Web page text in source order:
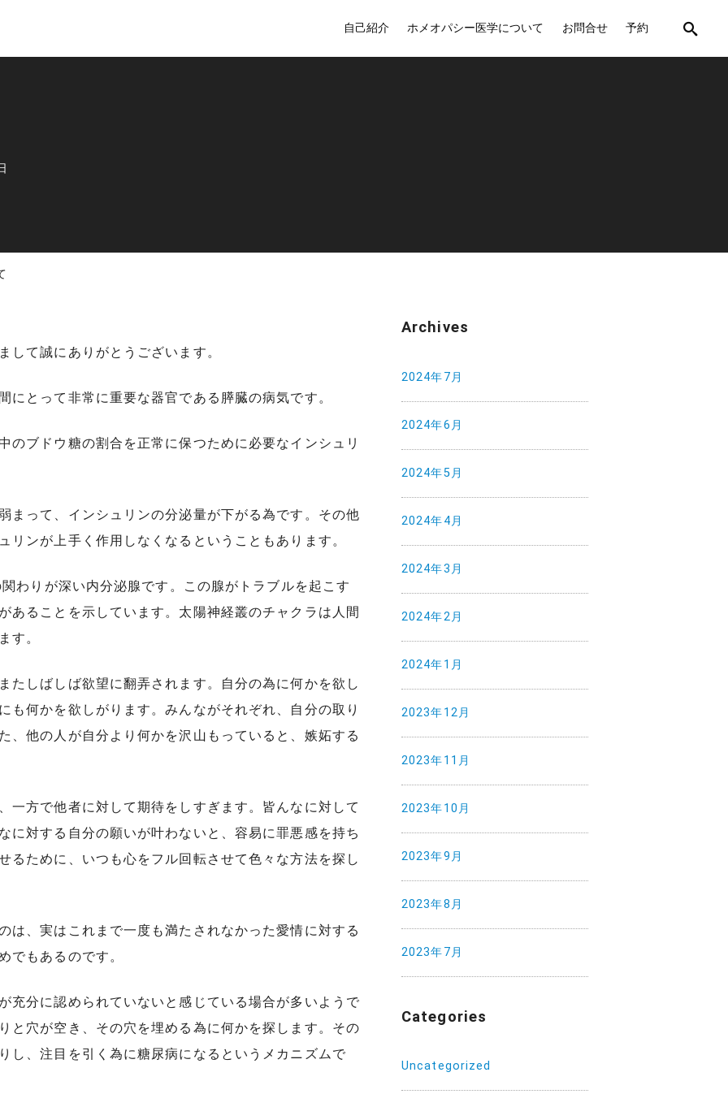
自己紹介 ホメオパシー医学について お問合せ 予約
して誠にありがとうございます。
にとって非常に重要な器官である膵臓の病気です。
のブドウ糖の割合を正常に保つために必要なインシュリ
まって、インシュリンの分泌量が下がる為です。その他
リンが上手く作用しなくなるということもあります。
わりが深い内分泌腺です。この腺がトラブルを起こす
あることを示しています。太陽神経叢のチャクラは人間
す。
たしばしば欲望に翻弄されます。自分の為に何かを欲し
も何かを欲しがります。みんながそれぞれ、自分の取り
、他の人が自分より何かを沢山もっていると、嫉妬する
一方で他者に対して期待をしすぎます。皆んなに対して
に対する自分の願いが叶わないと、容易に罪悪感を持ち
るために、いつも心をフル回転させて色々な方法を探し
は、実はこれまで一度も満たされなかった愛情に対する
でもあるのです。
充分に認められていないと感じている場合が多いようで
と穴が空き、その穴を埋める為に何かを探します。その
し、注目を引く為に糖尿病になるというメカニズムで
Archives
2024年7月
2024年6月
2024年5月
2024年4月
2024年3月
2024年2月
2024年1月
2023年12月
2023年11月
2023年10月
2023年9月
2023年8月
2023年7月
Categories
Uncategorized